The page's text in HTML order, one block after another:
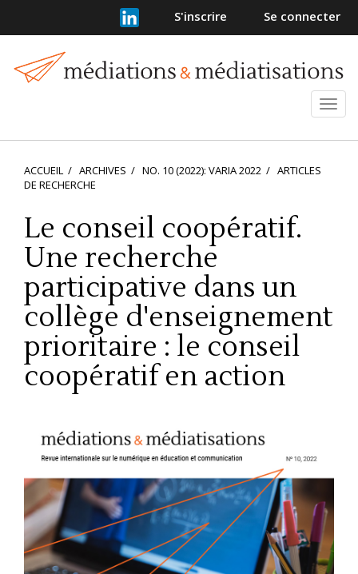
principal
Barre
S'inscrire Se connecter
ACCUEIL ARCHIVES NO. 10 (2022): VARIA 2022
ARTICLES
DE RECHERCHE
Le conseil coopératif.
Une recherche
participative dans un
collège d'enseignement
prioritaire : le conseil
coopératif en action
latérale
de
l'article